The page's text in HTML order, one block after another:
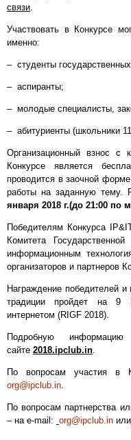
связи
Участвовать в Конкурсе
именно:
– студенты
– аспиранты;
– молодые специалисты,
– абитуриенты (школьники
Организационный взнос с
Конкурсе является
проводится в заочной
работы на заданную тему.
января 2018 г.(до 21:00 по
Победителям Конкурса
Комитета
информационным
организаторов и партнеров
Награждение победителей
традиции пройдет на 9
интернетом (RIGF 2018).
Подробную
сайте 2018.ipclub.in
По вопросам участия в
org@ipclub.in
По вопросам партнерства
– на e-mail: org@ipclub.in или